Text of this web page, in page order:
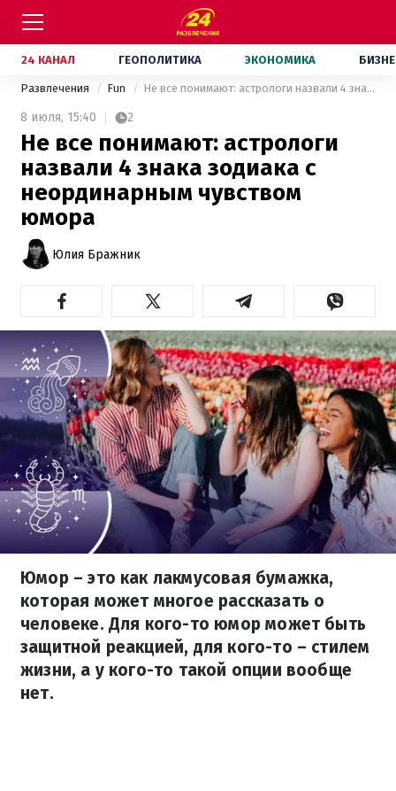
24 КАНАЛ ГЕОПОЛИТИКА ЭКОНОМИКА
Развлечения Fun Не все понимают: астрологи назвали 4 знака зодиака с неординарным чувством юмора
8 июля, 15:40 2
Не все понимают: астрологи
назвали 4 знака зодиака с
неординарным чувством
юмора
Юлия Бражник
Юмор – это как лакмусовая бумажка,
которая может многое рассказать о
человеке. Для кого-то юмор может быть
защитной реакцией, для кого-то – стилем
жизни, а у кого-то такой опции вообще
нет.